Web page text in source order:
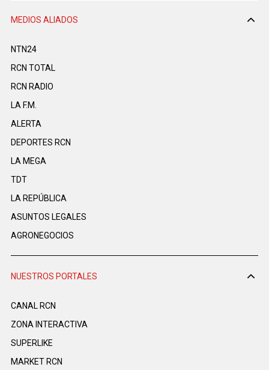
MEDIOS ALIADOS
NTN24
RCN TOTAL
RCN RADIO
LA F.M.
ALERTA
DEPORTES RCN
LA MEGA
TDT
LA REPÚBLICA
ASUNTOS LEGALES
AGRONEGOCIOS
NUESTROS PORTALES
CANAL RCN
ZONA INTERACTIVA
SUPERLIKE
MARKET RCN